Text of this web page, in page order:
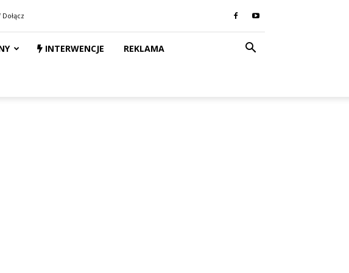
INTERWENCJE REKLAMA